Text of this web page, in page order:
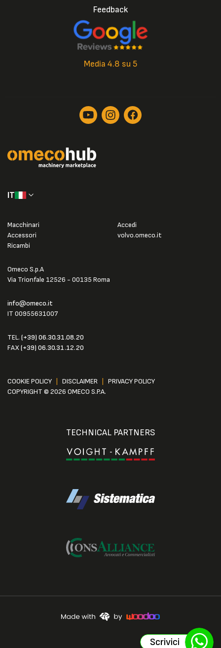
Feedback
Media 4.8 su 5
IT
Omeco S.p.A
Via Trionfale 12526 - 00135 Roma
info@omeco.it
IT 00955631007
TEL. (+39) 06.30.31.08.20
FAX(+39) 06.30.31.12.20
Macchinari
Accessori
Ricambi
Accedi
volvo.omeco.it
COOKIE POLICY DISCLAIMER
PRIVACY POLICY
COPYRIGHT © 2026 OMECO S.P.A.
TECHNICAL PARTNERS
Scrivici